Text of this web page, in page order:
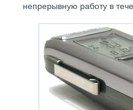
непрерывную работу в